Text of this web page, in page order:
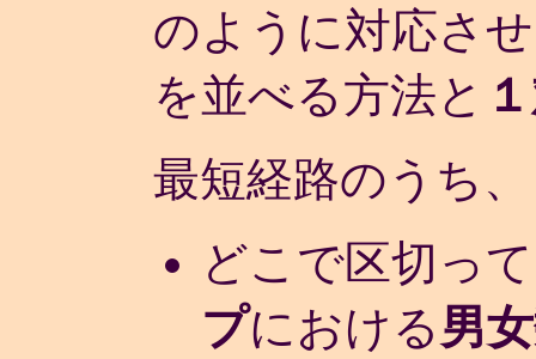
のように対応さ
を並べる方法と
最短経路のうち、
どこで区切っ
プにおける 男